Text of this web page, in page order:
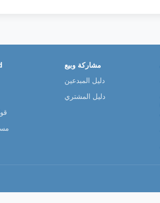
مشاركة وبيع
دليل المبدعين
دليل المشتري